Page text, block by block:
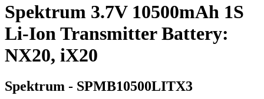
Spektrum 3.7V 10500mAh 1S
Li-Ion Transmitter Battery:
NX20, iX20
Spektrum - SPMB10500LITX3